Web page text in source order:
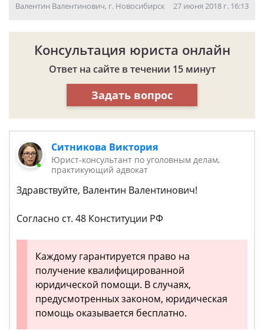
Валентин Валентинович, г. Новосибирск 27 июня 2018 г. 16:13
Консультация юриста онлайн
Ответ на сайте в течении 15 минут
Задать вопрос
Ситникова Виктория
Юрист-консультант по уголовным делам,
практикующий адвокат
Здравствуйте, Валентин Валентинович!
Согласно ст. 48 Конституции РФ
Каждому гарантируется право на
получение квалифицированной
юридической помощи. В случаях,
предусмотренных законом, юридическая
помощь оказывается бесплатно.